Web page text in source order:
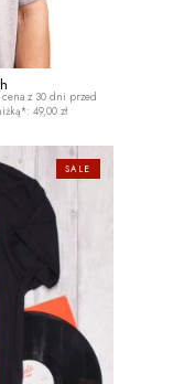
cena z 30 dni przed
49,00 zł
SALE